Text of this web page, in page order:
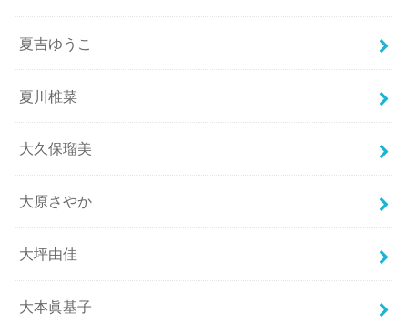
夏吉ゆうこ
夏川椎菜
大久保瑠美
大原さやか
大坪由佳
大本眞基子